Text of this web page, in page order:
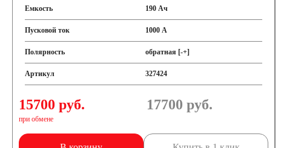
Емкость 190 Ач
Пусковой ток 1000 А
Полярность обратная [-+]
Артикул 327424
15700 руб.
при обмене
17700 руб.